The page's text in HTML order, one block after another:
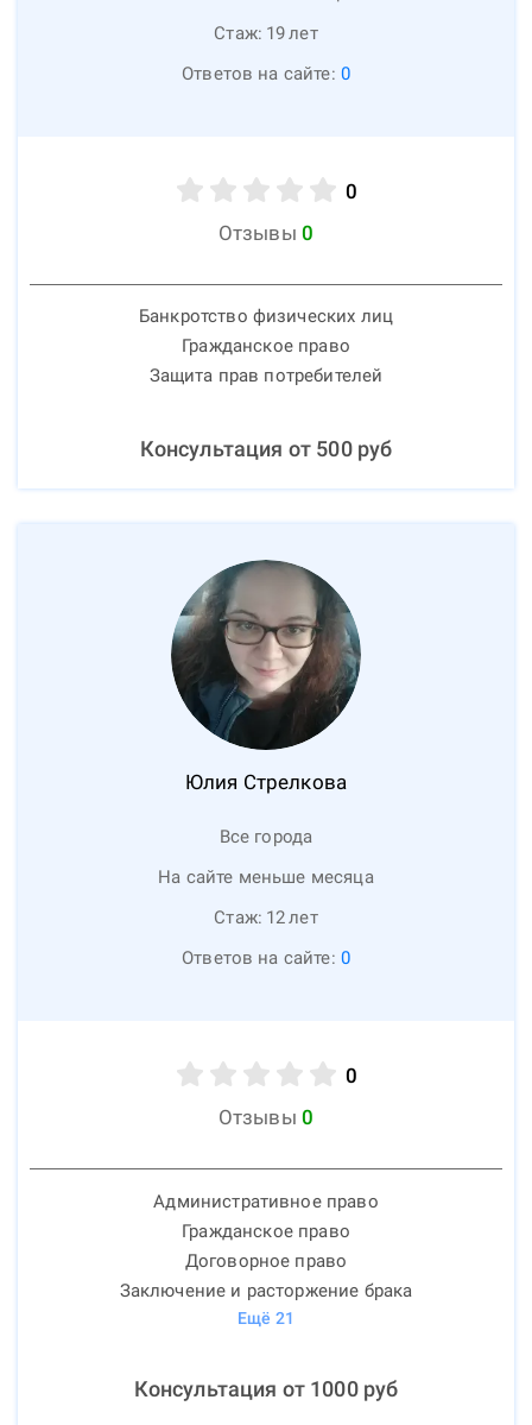
Стаж: 19лет
Ответов на сайте: 0
0
Отзывы 0
Банкротство физических лиц
Гражданское право
Защита прав потребителей
Консультация от 500руб
Юлия Стрелкова
Все города
На сайте меньше месяца
Стаж: 12лет
Ответов на сайте: 0
0
Отзывы 0
Административное право
Гражданское право
Договорное право
Заключение и расторжение брака
Ещё 21
Консультация от 1000руб